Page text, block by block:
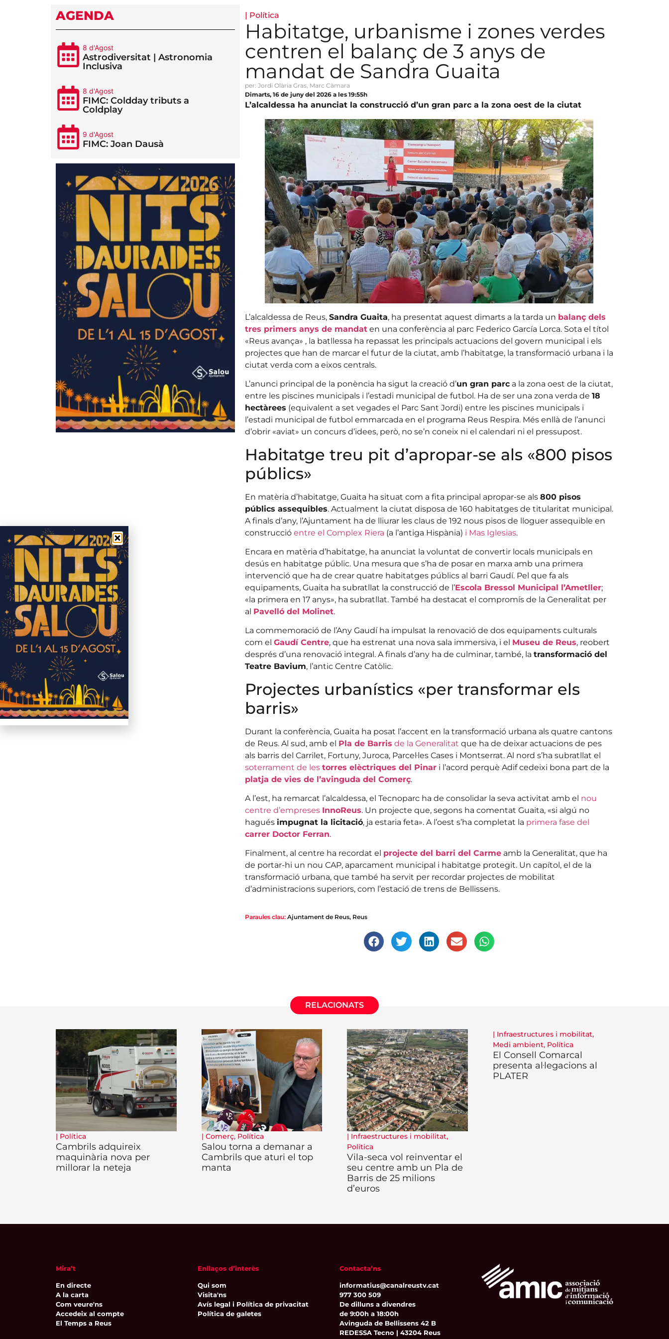
AGENDA
8 d'Agost
Astrodiversitat | Astronomia
Inclusiva
8 d'Agost
FIMC: Coldday tributs a
Coldplay
9 d'Agost
FIMC: Joan Dausà
| Política
Habitatge, urbanisme i zones verdes
centren el balanç de 3 anys de
mandat de Sandra Guaita
per: Jordi Olària Gras, Marc Càmara
Dimarts, 16 de juny del 2026 a les 19:55h
L’alcaldessa ha anunciat la construcció d’un gran parc a la zona oest de la ciutat
L’alcaldessa de Reus, Sandra Guaita, ha presentat aquest dimarts a la tarda un balanç dels
tres primers anys de mandaten una conferència al parc Federico García Lorca. Sota el títol
«Reus avança» , la batllessa ha repassat les principals actuacions del govern municipal i els
projectes que han de marcar el futur de la ciutat, amb l’habitatge, la transformació urbana i la
ciutat verda com a eixos centrals.
L’anunci principal de la ponència ha sigut la creació d’un gran parca la zona oest de la ciutat,
entre les piscines municipals i l’estadi municipal de futbol. Ha de ser una zona verda de 18
hectàrees (equivalent a set vegades el Parc Sant Jordi) entre les piscines municipals i
l’estadi municipal de futbol emmarcada en el programa Reus Respira. Més enllà de l’anunci
d’obrir «aviat» un concurs d’idees, però, no se’n coneix ni el calendari ni el pressupost.
Habitatge treu pit d’apropar-se als «800 pisos
públics»
En matèria d’habitatge, Guaita ha situat com a fita principal apropar-se als 800 pisos
públics assequibles. Actualment la ciutat disposa de 160 habitatges de titularitat municipal.
A finals d’any, l’Ajuntament ha de lliurar les claus de 192 nous pisos de lloguer assequible en
construcció entre el Complex Riera (a l’antiga Hispània) i Mas Iglesias.
Encara en matèria d’habitatge, ha anunciat la voluntat de convertir locals municipals en
desús en habitatge públic. Una mesura que s’ha de posar en marxa amb una primera
intervenció que ha de crear quatre habitatges públics al barri Gaudí. Pel que fa als
equipaments, Guaita ha subratllat la construcció de l’Escola Bressol Municipal l’Ametller;
«la primera en 17 anys», ha subratllat. També ha destacat el compromís de la Generalitat per
al Pavelló del Molinet.
La commemoració de l’Any Gaudí ha impulsat la renovació de dos equipaments culturals
com el Gaudí Centre, que ha estrenat una nova sala immersiva, i el Museu de Reus, reobert
després d’una renovació integral. A finals d’any ha de culminar, també, la transformació del
Teatre Bavium, l’antic Centre Catòlic.
Projectes urbanístics «per transformar els
barris»
Durant la conferència, Guaita ha posat l’accent en la transformació urbana als quatre cantons
de Reus. Al sud, amb el Pla de Barris de la Generalitat que ha de deixar actuacions de pes
als barris del Carrilet, Fortuny, Juroca, Parcel·les Cases i Montserrat. Al nord s’ha subratllat el
soterrament de les torres elèctriques del Pinari l’acord perquè Adif cedeixi bona part de la
platja de vies de l’avinguda del Comerç.
A l’est, ha remarcat l’alcaldessa, el Tecnoparc ha de consolidar la seva activitat amb el nou
centre d’empreses InnoReus. Un projecte que, segons ha comentat Guaita, «si algú no
hagués impugnat la licitació, ja estaria feta». A l’oest s’ha completat la primera fase del
carrer Doctor Ferran.
Finalment, al centre ha recordat el projecte del barri del Carmeamb la Generalitat, que ha
de portar-hi un nou CAP, aparcament municipal i habitatge protegit. Un capítol, el de la
transformació urbana, que també ha servit per recordar projectes de mobilitat
d’administracions superiors, com l’estació de trens de Bellissens.
Paraules clau: Ajuntament de Reus, Reus
RELACIONATS
| Política
Cambrils adquireix
maquinària nova per
millorar la neteja
| Comerç, Política
Salou torna a demanar a
Cambrils que aturi el top
manta
| Infraestructures i mobilitat,
Política
Vila-seca vol reinventar el
seu centre amb un Pla de
Barris de 25 milions
d’euros
| Infraestructures i mobilitat,
Medi ambient, Política
El Consell Comarcal
presenta al·legacions al
PLATER
Mira’t
En directe
A la carta
Com veure'ns
Accedeix al compte
El Temps a Reus
Enllaços d’interès
Qui som
Visita'ns
Avís legal i Política de privacitat
Política de galetes
Contacta’ns
informatius@canalreustv.cat
977 300 509
De dilluns a divendres
de 9:00h a 18:00h
Avinguda de Bellissens 42 B
REDESSA Tecno | 43204 Reus